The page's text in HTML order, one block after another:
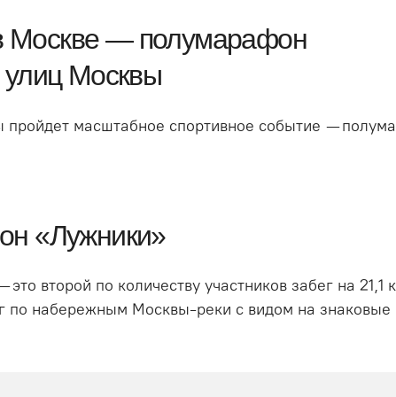
Москве — полумарафон
улиц Москвы
пройдет масштабное спортивное событие —
«Лужники»
второй по количеству участников забег на 21,1
по набережным Москвы-реки с видом на знаковые